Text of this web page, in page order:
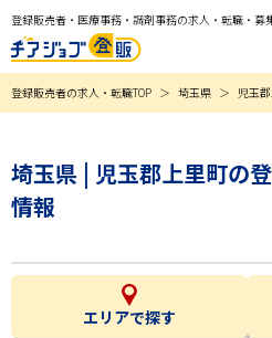
登録販売者・医療事務・調剤事務の求人・転職・募
登録販売者の求人・転職TOP 埼玉県 児玉
埼玉県 | 児玉郡上里町の
情報
エリアで探す